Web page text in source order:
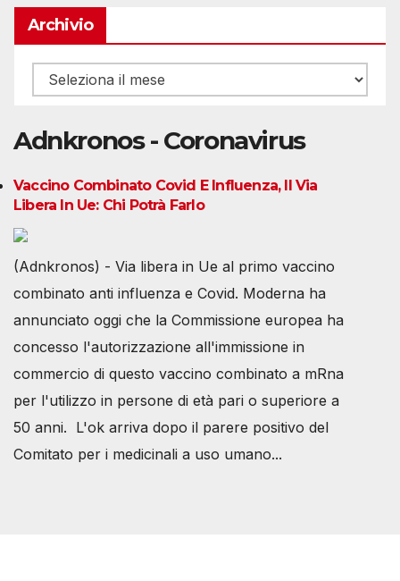
Archivio
Archivio
Adnkronos - Coronavirus
Vaccino Combinato Covid E Influenza, Il Via
Libera In Ue: Chi Potrà Farlo
(Adnkronos) - Via libera in Ue al primo vaccino
combinato anti influenza e Covid. Moderna ha
annunciato oggi che la Commissione europea ha
concesso l'autorizzazione all'immissione in
commercio di questo vaccino combinato a mRna
per l'utilizzo in persone di età pari o superiore a
50 anni. L'ok arriva dopo il parere positivo del
Comitato per i medicinali a uso umano...